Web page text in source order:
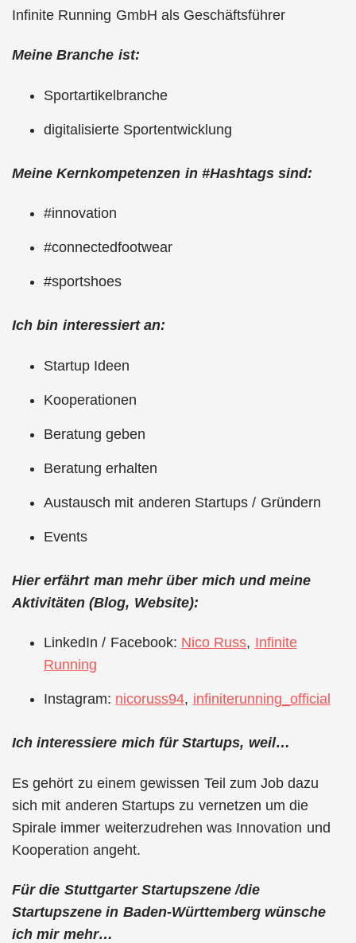
Infinite Running GmbH als Geschäftsführer
Meine Branche ist:
Sportartikelbranche
digitalisierte Sportentwicklung
Meine Kernkompetenzen in #Hashtags sind:
#innovation
#connectedfootwear
#sportshoes
Ich bin interessiert an:
Startup Ideen
Kooperationen
Beratung geben
Beratung erhalten
Austausch mit anderen Startups / Gründern
Events
Hier erfährt man mehr über mich und meine
Aktivitäten (Blog, Website):
LinkedIn / Facebook: Nico Russ, Infinite
Running
Instagram: nicoruss94, infiniterunning_official
Ich interessiere mich für Startups, weil…
Es gehört zu einem gewissen Teil zum Job dazu
sich mit anderen Startups zu vernetzen um die
Spirale immer weiterzudrehen was Innovation und
Kooperation angeht.
Für die Stuttgarter Startupszene /die
Startupszene in Baden-Württemberg wünsche
ich mir mehr…